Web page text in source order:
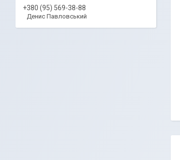
+380 (95) 569-38-88
Денис Павловський